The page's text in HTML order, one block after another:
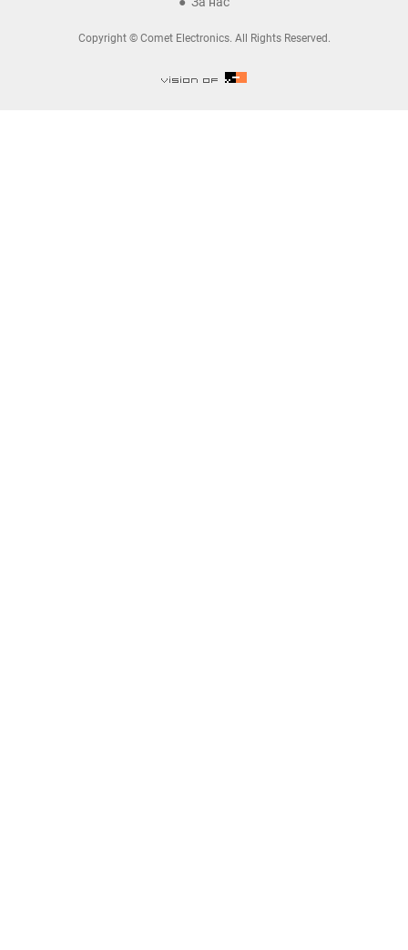
Copyright © Comet Electronics. All Rights Reserved.